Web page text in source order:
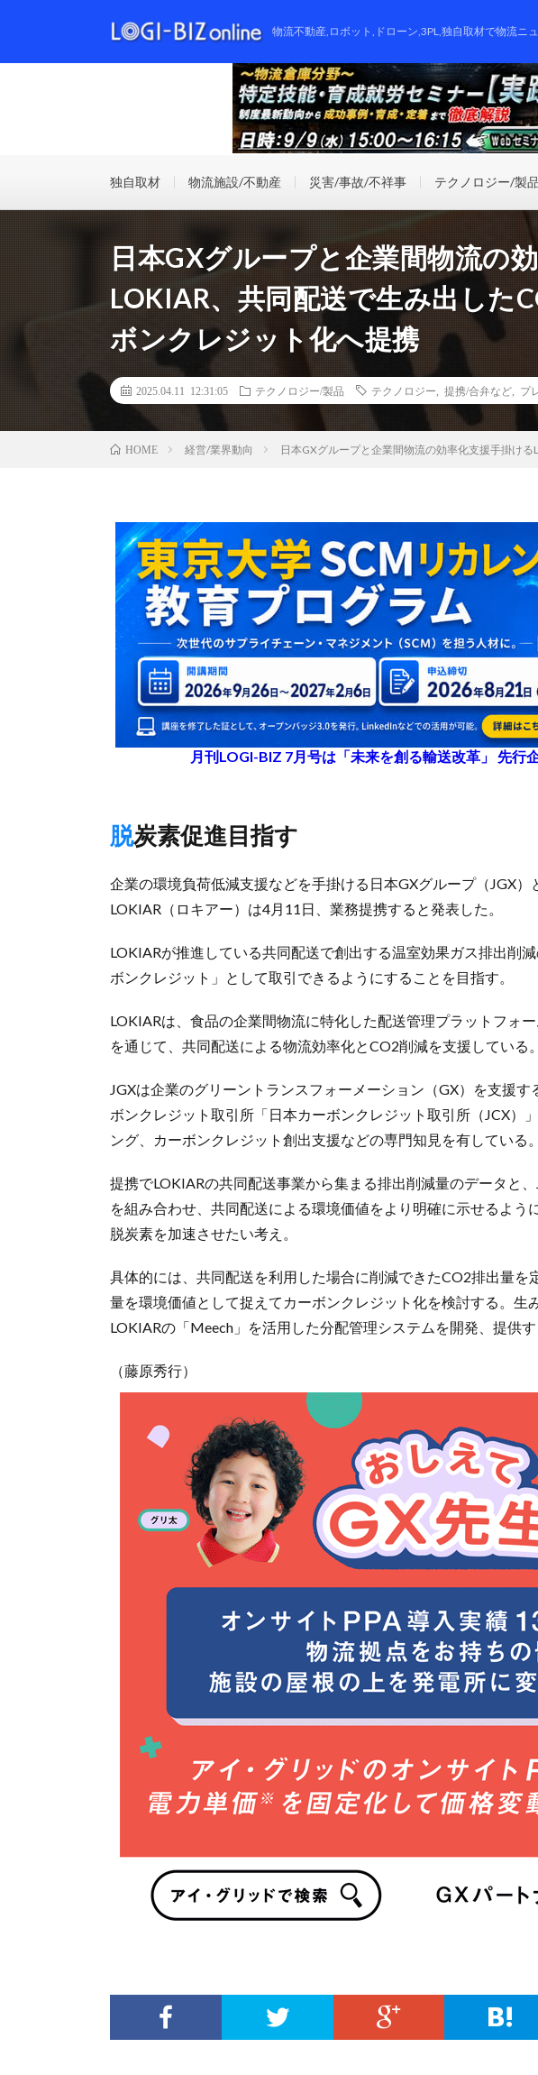
物流不動産,ロボット,ドローン,3PL,独自取材で物流ニ
独自取材 物流施設/不動産 災害/事故/不祥事 テクノロジー/製品
日本GXグループと企業間物流の
LOKIAR、共同配送で生み出した
ボンクレジット化へ提携
2025.04.11 12:31:05 テクノロジー/製品 テクノロジー 提携/合弁など プ
HOME 経営/業界動向 日本GXグループと企業間物流の効率化支援手掛け
月刊LOGI-BIZ 7月号は「未来を創る輸送改革」 先行
脱炭素促進目指す
企業の環境負荷低減支援などを手掛ける日本GXグループ（JGX
LOKIAR（ロキアー）は4月11日、業務提携すると発表した。
LOKIARが推進している共同配送で創出する温室効果ガス排出削
ボンクレジット」として取引できるようにすることを目指す。
LOKIARは、食品の企業間物流に特化した配送管理プラットフォ
を通じて、共同配送による物流効率化とCO2削減を支援している。
JGXは企業のグリーントランスフォーメーション（GX）を支援
ボンクレジット取引所「日本カーボンクレジット取引所（JCX）
ング、カーボンクレジット創出支援などの専門知見を有している。
提携でLOKIARの共同配送事業から集まる排出削減量のデータと
を組み合わせ、共同配送による環境価値をより明確に示せるよう
脱炭素を加速させたい考え。
具体的には、共同配送を利用した場合に削減できたCO2排出量を
量を環境価値として捉えてカーボンクレジット化を検討する。生
LOKIARの「Meech」を活用した分配管理システムを開発、提供す
（藤原秀行）